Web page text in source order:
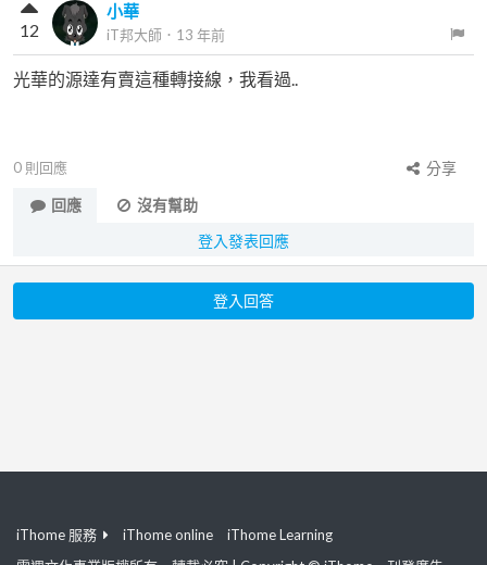
小華
iT邦大師 ． 13 年前
12
光華的源達有賣這種轉接線，我看過..
0 則回應
分享
回應
沒有幫助
登入發表回應
登入回答
iThome 服務 iThome online
iThome Learning